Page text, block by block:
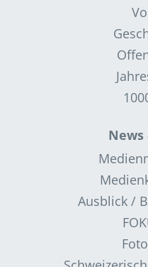
Ausblick /